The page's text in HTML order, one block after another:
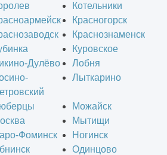
Котельники
Красногорск
Краснознаменск
Куровское
Дулёво
Лобня
Лыткарино
Можайск
Мытищи
Фоминск
Ногинск
Одинцово